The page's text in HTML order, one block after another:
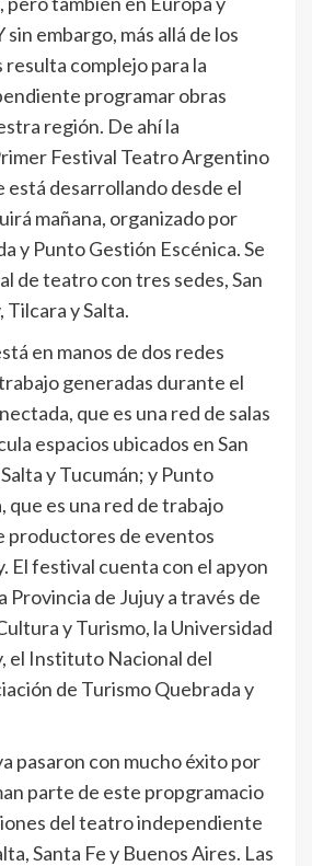
sin embargo, más allá de los
complejo para la
programar obras
región. De ahí la
Festival Teatro Argentino
está desarrollando desde el
mañana, organizado por
y Punto Gestión Escénica. Se
de teatro con tres sedes, San
Tilcara y Salta.
en manos de dos redes
generadas durante el
que es una red de salas
espacios ubicados en San
y Tucumán; y Punto
que es una red de trabajo
productores de eventos
El festival cuenta con el apyon
Provincia de Jujuy a través de
y Turismo, la Universidad
el Instituto Nacional del
de Turismo Quebrada y
pasaron con mucho éxito por
parte de este propgramacio
del teatro independiente
Santa Fe y Buenos Aires. Las